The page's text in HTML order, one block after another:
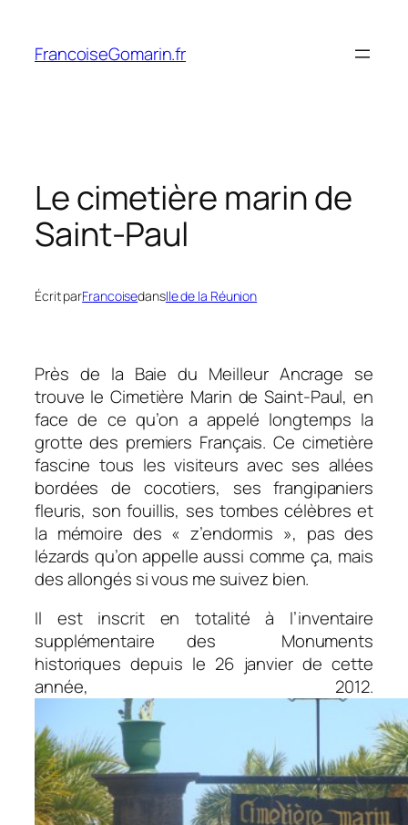
contenu
FrancoiseGomarin.fr
Le cimetière marin de
Saint-Paul
Écrit parFrancoisedansIle de la Réunion
Près de la Baie du Meilleur Ancrage se
trouve le Cimetière Marin de Saint-Paul, en
face de ce qu’on a appelé longtemps la
grotte des premiers Français. Ce cimetière
fascine tous les visiteurs avec ses allées
bordées de cocotiers, ses frangipaniers
fleuris, son fouillis, ses tombes célèbres et
la mémoire des « z’endormis », pas des
lézards qu’on appelle aussi comme ça, mais
des allongés si vous me suivez bien.
Il est inscrit en totalité à l’inventaire
supplémentaire des Monuments
historiques depuis le 26 janvier de cette
année, 2012.